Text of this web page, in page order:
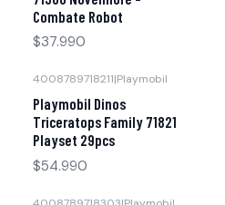
Combate Robot
$37.990
4008789718211|Playmobil
Playmobil Dinos
Triceratops Family 71821
Playset 29pcs
$54.990